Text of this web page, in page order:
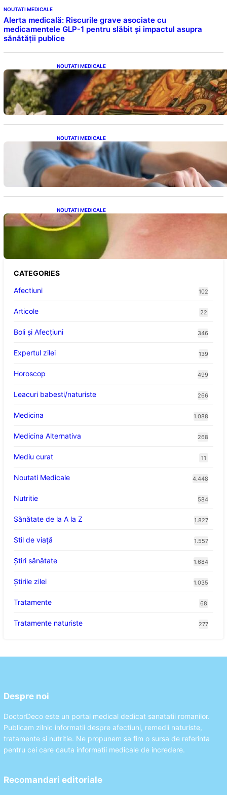
NOUTATI MEDICALE
Alerta medicală: Riscurile grave asociate cu
medicamentele GLP-1 pentru slăbit și impactul asupra
sănătății publice
NOUTATI MEDICALE
Postul Adormirii Maicii Domnului: Tradiții,
Superstiții și Implicații Spiritualitate în 2026
NOUTATI MEDICALE
Îmbunătățirea sănătății cardiovasculare:
Patru exerciții simple pentru reducerea
tensiunii arteriale la domiciliu
NOUTATI MEDICALE
Cum bacteriile pielii influențează atracția
țânțarilor: O nouă viziune asupra alegerii
CATEGORIES
Afectiuni
102
Articole 22
Boli și Afecțiuni 346
Expertul zilei 139
Horoscop 499
Leacuri babesti/naturiste 266
Medicina 1.088
Medicina Alternativa 268
Mediu curat 11
Noutati Medicale 4.448
Nutritie 584
Sănătate de la A la Z 1.827
Stil de viaţă 1.557
Ştiri sănătate 1.684
Știrile zilei 1.035
Tratamente 68
Tratamente naturiste 277
Despre noi
DoctorDeco este un portal medical dedicat sanatatii romanilor.
Publicam zilnic informatii despre afectiuni, remedii naturiste,
tratamente si nutritie. Ne propunem sa fim o sursa de referinta
pentru cei care cauta informatii medicale de incredere.
Recomandari editoriale